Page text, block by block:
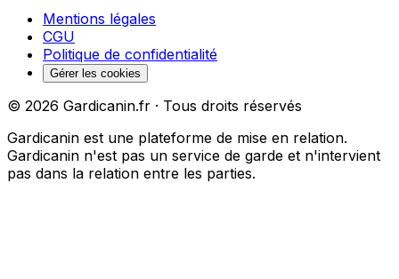
Mentions légales
CGU
Politique de confidentialité
Gérer les cookies
© 2026 Gardicanin.fr · Tous droits réservés
Gardicanin est une plateforme de mise en relation.
Gardicanin n'est pas un service de garde et n'intervient
pas dans la relation entre les parties.